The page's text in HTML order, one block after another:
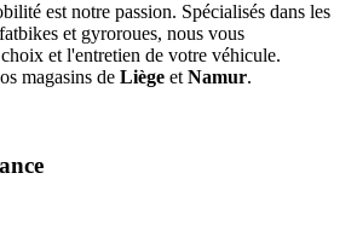
est notre passion. Spécialisés dans les
et gyroroues, nous vous
et l'entretien de votre véhicule.
magasins de Liège etNamur.